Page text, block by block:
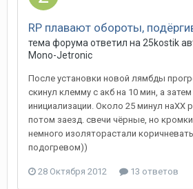
RP плавают обороты,
тема форума ответил на 25kostik
Mono-Jetronic
После установки новой лямбды
скинул клемму с акб на 10 мин, а
инициализации. Около 25 минул наХХ
потом заезд. свечи чёрные, но
немного изоляторастали
подогревом))
28 Октября 2012 13 ответов